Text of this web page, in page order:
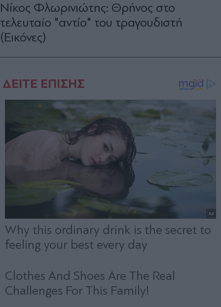
Νίκος Φλωρινιώτης: Θρήνος στο
τελευταίο "αντίο" του τραγουδιστή
(Εικόνες)